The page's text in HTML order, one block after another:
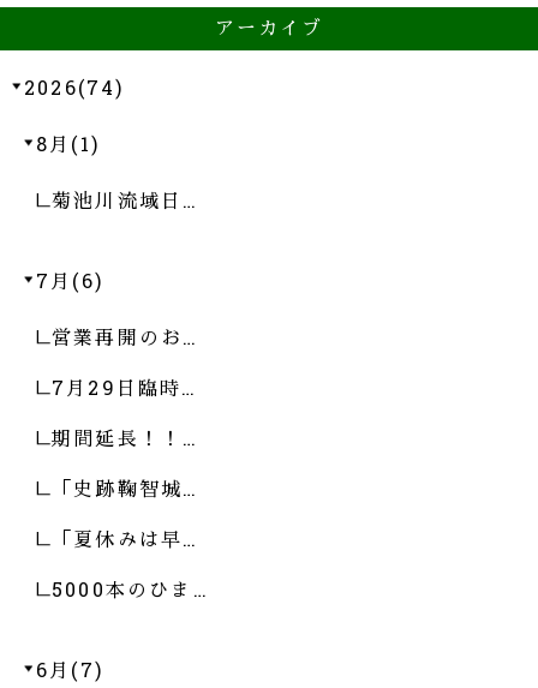
アーカイブ
2026(74)
8月(1)
菊池川流域日…
7月(6)
営業再開のお…
7月29日臨時…
期間延長！！…
「史跡鞠智城…
「夏休みは早…
5000本のひま…
6月(7)